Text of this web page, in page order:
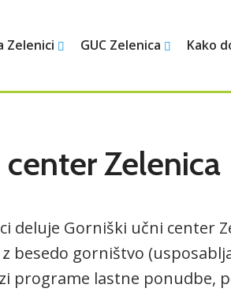
Zelenici GUC Zelenica Kako
Zelenica
deluje Gorniški učni center
besedo gorništvo
programe lastne ponudbe,